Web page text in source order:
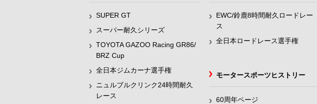
SUPER GT
スーパー耐久シリーズ
TOYOTA GAZOO Racing GR86/
BRZ Cup
全日本ジムカーナ選手権
ニュルブルクリンク24時間耐久
レース
EWC/鈴鹿8時間耐久ロードレー
ス
全日本ロードレース選手権
モータースポーツヒストリー
60周年ページ